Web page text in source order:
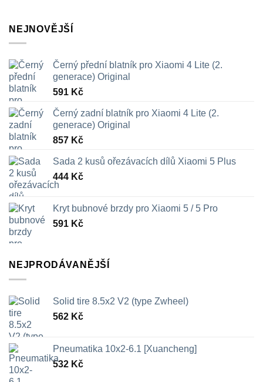
NEJNOVĚJŠÍ
Černý přední blatník pro Xiaomi 4 Lite (2.
generace) Original
591 Kč
Černý zadní blatník pro Xiaomi 4 Lite (2.
generace) Original
857 Kč
Sada 2 kusů ořezávacích dílů Xiaomi 5 Plus
444 Kč
Kryt bubnové brzdy pro Xiaomi 5 / 5 Pro
591 Kč
NEJPRODÁVANĚJŠÍ
Solid tire 8.5x2 V2 (type Zwheel)
562 Kč
Pneumatika 10x2-6.1 [Xuancheng]
532 Kč